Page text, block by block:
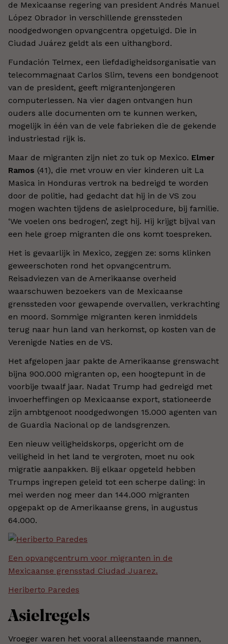
de Mexicaanse regering van president Andrés Manuel
López Obrador in verschillende grenssteden
noodgedwongen opvangcentra opgetuigd. Die in
Ciudad Juárez geldt als een uithangbord.
Fundación Telmex, een liefdadigheidsorganisatie van
telecommagnaat Carlos Slim, tevens een bondgenoot
van de president, geeft migrantenjongeren
computerlessen. Na vier dagen ontvangen hun
ouders alle documenten om te kunnen werken,
mogelijk in één van de vele fabrieken die de gekende
industriestad rijk is.
Maar de migranten zijn niet zo tuk op Mexico. Elmer
Ramos (41), die met vrouw en vier kinderen uit La
Masica in Honduras vertrok na bedreigd te worden
door de politie, had gedacht dat hij in de VS zou
mogen wachten tijdens de asielprocedure, bij familie.
‘We voelen ons bedrogen’, zegt hij. Hij krijgt bijval van
een hele groep migranten die ons komt toespreken.
Het is gevaarlijk in Mexico, zeggen ze: soms klinken
geweerschoten rond het opvangcentrum.
Reisadviezen van de Amerikaanse overheid
waarschuwen bezoekers van de Mexicaanse
grenssteden voor gewapende overvallen, verkrachting
en moord. Sommige migranten keren inmiddels
terug naar hun land van herkomst, op kosten van de
Verenigde Naties en de VS.
Het afgelopen jaar pakte de Amerikaanse grenswacht
bijna 900.000 migranten op, een hoogtepunt in de
voorbije twaalf jaar. Nadat Trump had gedreigd met
invoerheffingen op Mexicaanse export, stationeerde
zijn ambtgenoot noodgedwongen 15.000 agenten van
de Guardia Nacional op de landsgrenzen.
Een nieuw veiligheidskorps, opgericht om de
veiligheid in het land te vergroten, moet nu ook
migratie aanpakken. Bij elkaar opgeteld hebben
Trumps ingrepen geleid tot een scherpe daling: in
mei werden nog meer dan 144.000 migranten
opgepakt op de Amerikaanse grens, in augustus
64.000.
Een opvangcentrum voor migranten in de
Mexicaanse grensstad Ciudad Juarez.
Heriberto Paredes
Asielregels
Vroeger waren het vooral alleenstaande mannen,